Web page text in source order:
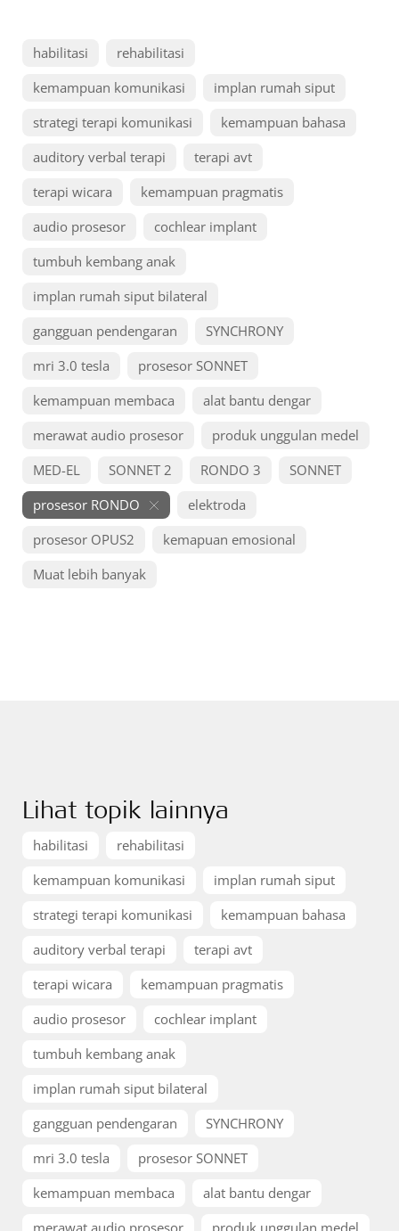
habilitasi
rehabilitasi
kemampuan komunikasi
implan rumah siput
strategi terapi komunikasi
kemampuan bahasa
auditory verbal terapi
terapi avt
terapi wicara
kemampuan pragmatis
audio prosesor
cochlear implant
tumbuh kembang anak
implan rumah siput bilateral
gangguan pendengaran
SYNCHRONY
mri 3.0 tesla
prosesor SONNET
kemampuan membaca
alat bantu dengar
merawat audio prosesor
produk unggulan medel
MED-EL
SONNET 2 RONDO 3
SONNET
prosesor RONDO
elektroda
prosesor OPUS2
kemapuan emosional
Muat lebih banyak
Lihat topik lainnya
habilitasi
rehabilitasi
kemampuan komunikasi
implan rumah siput
strategi terapi komunikasi
kemampuan bahasa
auditory verbal terapi
terapi avt
terapi wicara
kemampuan pragmatis
audio prosesor
cochlear implant
tumbuh kembang anak
implan rumah siput bilateral
gangguan pendengaran
SYNCHRONY
mri 3.0 tesla
prosesor SONNET
kemampuan membaca
alat bantu dengar
merawat audio prosesor
produk unggulan medel